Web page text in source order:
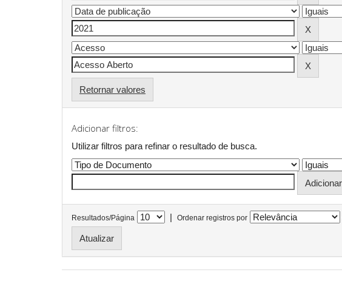
Retornar valores
Adicionar filtros:
Utilizar filtros para refinar o resultado de busca.
Resultados/Página | Ordenar registros por